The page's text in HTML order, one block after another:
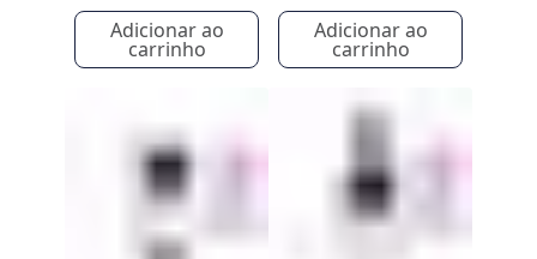
Adicionar ao
carrinho
Adicionar ao
carrinho